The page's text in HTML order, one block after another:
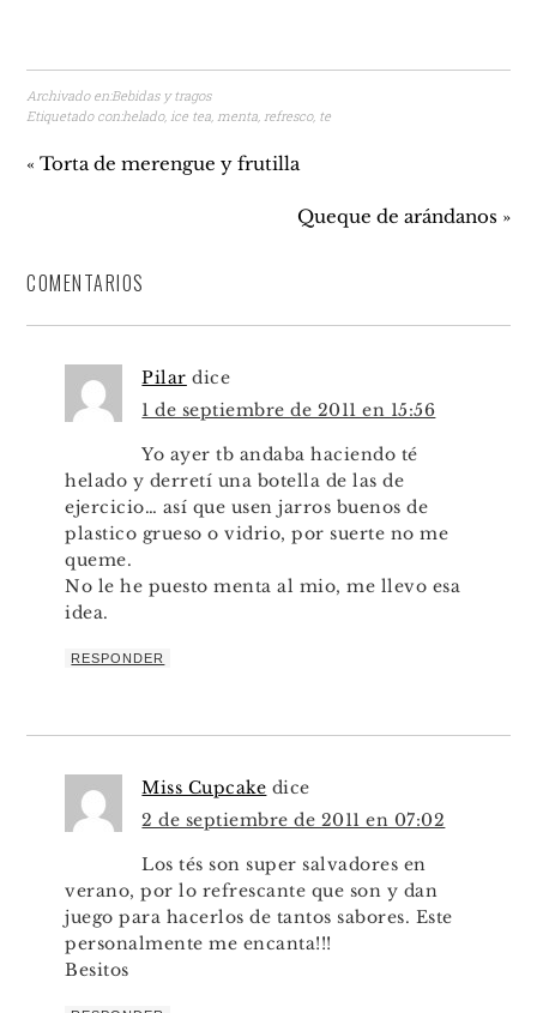
Archivado en:Bebidas y tragos
Etiquetado con:helado,ice tea,menta,refresco, te
« Torta de merengue y frutilla
Queque de arándanos »
COMENTARIOS
Pilar dice
1 de septiembre de 2011 en 15:56
Yo ayer tb andaba haciendo té
helado y derretí una botella de las de
ejercicio… así que usen jarros buenos de
plastico grueso o vidrio, por suerte no me
queme.
No le he puesto menta al mio, me llevo esa
idea.
RESPONDER
Miss Cupcake dice
2 de septiembre de 2011 en 07:02
Los tés son super salvadores en
verano, por lo refrescante que son y dan
juego para hacerlos de tantos sabores. Este
personalmente me encanta!!!
Besitos